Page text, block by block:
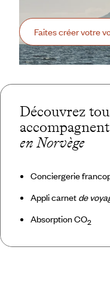
Faites créer votre
Découvrez
accompagnent
en Norvège
Conciergerie
Appli carnet de
Absorption CO2